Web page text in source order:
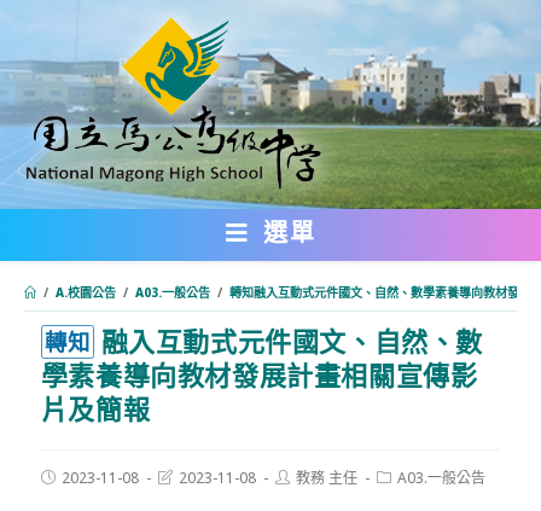
轉
主
要
內
選單
/ A.校園公告 / A03.一般公告 / 轉知融入互動式元件國文、自然、數學素養導向教材發展
轉知 融入互動式元件國文、自然、數
學素養導向教材發展計畫相關宣傳影
片及簡報
Post2023-11-08
Post2023-11-08
Post教務 主任
PostA03.一般公告